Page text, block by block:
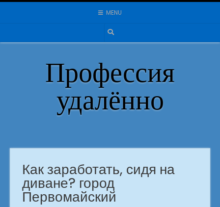
Skip
MENU
Профессия
удалённо
Как заработать, сидя на
диване? город
Первомайский